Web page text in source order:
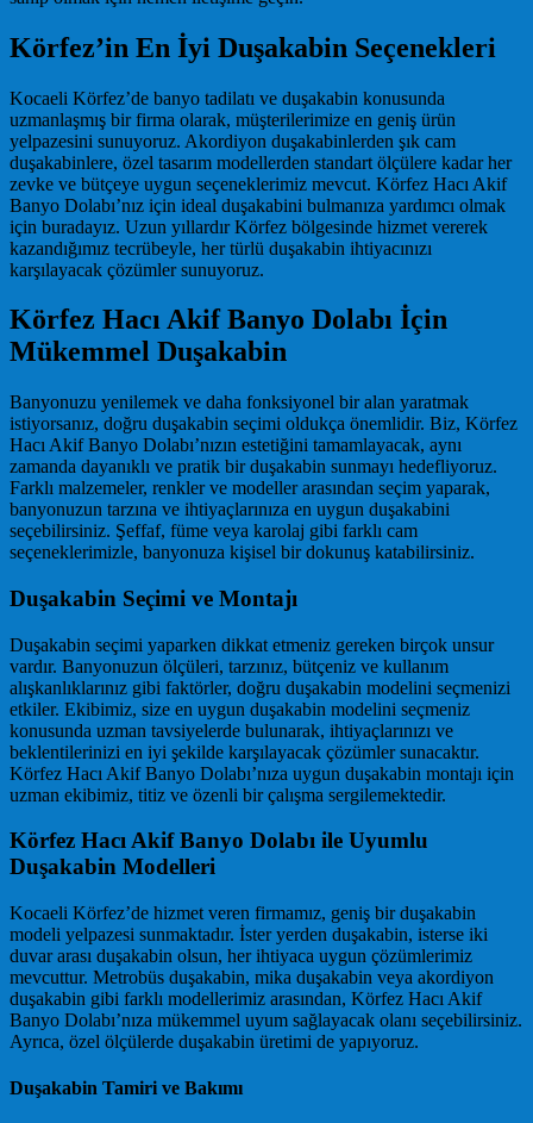
Körfez’in En İyi Duşakabin Seçenekleri
Kocaeli Körfez’de banyo tadilatı ve duşakabin konusunda
uzmanlaşmış bir firma olarak, müşterilerimize en geniş ürün
yelpazesini sunuyoruz. Akordiyon duşakabinlerden şık cam
duşakabinlere, özel tasarım modellerden standart ölçülere kadar her
zevke ve bütçeye uygun seçeneklerimiz mevcut. Körfez Hacı Akif
Banyo Dolabı’nız için ideal duşakabini bulmanıza yardımcı olmak
için buradayız. Uzun yıllardır Körfez bölgesinde hizmet vererek
kazandığımız tecrübeyle, her türlü duşakabin ihtiyacınızı
karşılayacak çözümler sunuyoruz.
Körfez Hacı Akif Banyo Dolabı İçin
Mükemmel Duşakabin
Banyonuzu yenilemek ve daha fonksiyonel bir alan yaratmak
istiyorsanız, doğru duşakabin seçimi oldukça önemlidir. Biz, Körfez
Hacı Akif Banyo Dolabı’nızın estetiğini tamamlayacak, aynı
zamanda dayanıklı ve pratik bir duşakabin sunmayı hedefliyoruz.
Farklı malzemeler, renkler ve modeller arasından seçim yaparak,
banyonuzun tarzına ve ihtiyaçlarınıza en uygun duşakabini
seçebilirsiniz. Şeffaf, füme veya karolaj gibi farklı cam
seçeneklerimizle, banyonuza kişisel bir dokunuş katabilirsiniz.
Duşakabin Seçimi ve Montajı
Duşakabin seçimi yaparken dikkat etmeniz gereken birçok unsur
vardır. Banyonuzun ölçüleri, tarzınız, bütçeniz ve kullanım
alışkanlıklarınız gibi faktörler, doğru duşakabin modelini seçmenizi
etkiler. Ekibimiz, size en uygun duşakabin modelini seçmeniz
konusunda uzman tavsiyelerde bulunarak, ihtiyaçlarınızı ve
beklentilerinizi en iyi şekilde karşılayacak çözümler sunacaktır.
Körfez Hacı Akif Banyo Dolabı’nıza uygun duşakabin montajı için
uzman ekibimiz, titiz ve özenli bir çalışma sergilemektedir.
Körfez Hacı Akif Banyo Dolabı ile Uyumlu
Duşakabin Modelleri
Kocaeli Körfez’de hizmet veren firmamız, geniş bir duşakabin
modeli yelpazesi sunmaktadır. İster yerden duşakabin, isterse iki
duvar arası duşakabin olsun, her ihtiyaca uygun çözümlerimiz
mevcuttur. Metrobüs duşakabin, mika duşakabin veya akordiyon
duşakabin gibi farklı modellerimiz arasından, Körfez Hacı Akif
Banyo Dolabı’nıza mükemmel uyum sağlayacak olanı seçebilirsiniz.
Ayrıca, özel ölçülerde duşakabin üretimi de yapıyoruz.
Duşakabin Tamiri ve Bakımı